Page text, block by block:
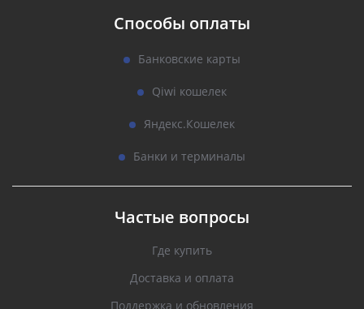
Способы оплаты
Банковские карты
Qiwi кошелек
Яндекс.Кошелек
Банки и терминалы
Частые вопросы
Где купить
Доставка и оплата
Поддержка и обновления